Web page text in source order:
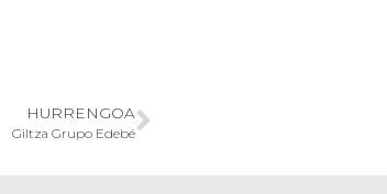
HURRENGOA
Giltza Grupo Edebé